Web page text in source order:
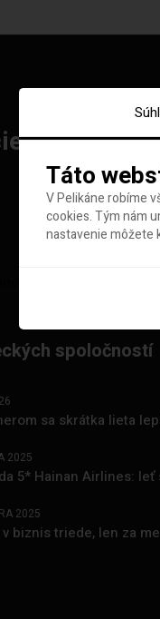
Najlepšie
spoločností
sa skrátka lieta
2025
5* Hainan Airlines: leť
2025
biznis triede, len za
Táto
V Pelikáne robíme
cookies. Tým nám
nastavenie môžete